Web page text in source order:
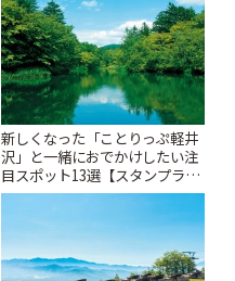
新しくなった「ことりっぷ軽井
沢」と一緒におでかけしたい注
目スポット13選【スタンプラリ
ー開催中】 | ことりっぷ